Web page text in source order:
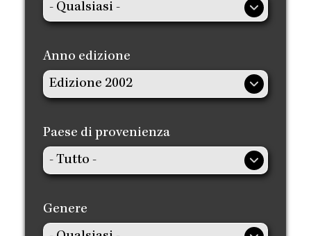
Anno edizione
Paese di provenienza
Genere